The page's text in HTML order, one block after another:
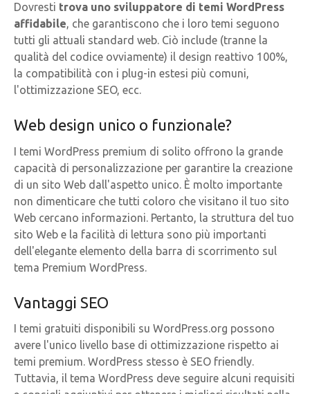
Dovresti trova uno sviluppatore di temi WordPress
affidabile, che garantiscono che i loro temi seguono
tutti gli attuali standard web. Ciò include (tranne la
qualità del codice ovviamente) il design reattivo 100%,
la compatibilità con i plug-in estesi più comuni,
l'ottimizzazione SEO, ecc.
Web design unico o funzionale?
I temi WordPress premium di solito offrono la grande
capacità di personalizzazione per garantire la creazione
di un sito Web dall'aspetto unico. È molto importante
non dimenticare che tutti coloro che visitano il tuo sito
Web cercano informazioni. Pertanto, la struttura del tuo
sito Web e la facilità di lettura sono più importanti
dell'elegante elemento della barra di scorrimento sul
tema Premium WordPress.
Vantaggi SEO
I temi gratuiti disponibili su WordPress.org possono
avere l'unico livello base di ottimizzazione rispetto ai
temi premium. WordPress stesso è SEO friendly.
Tuttavia, il tema WordPress deve seguire alcuni requisiti